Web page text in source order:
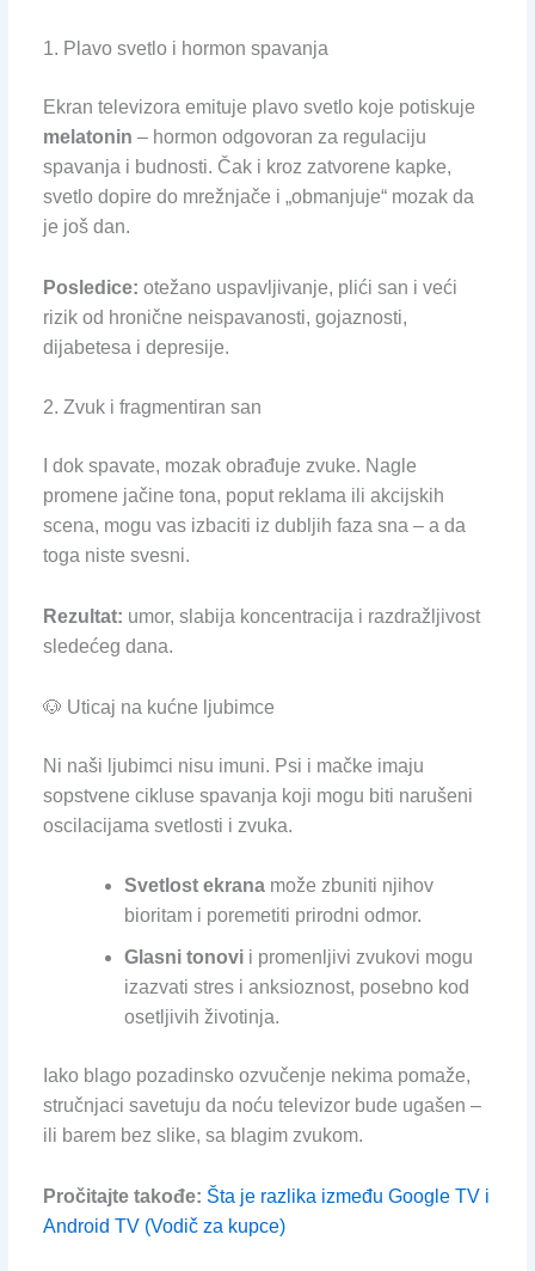
1. Plavo svetlo i hormon spavanja
Ekran televizora emituje plavo svetlo koje potiskuje
melatonin – hormon odgovoran za regulaciju
spavanja i budnosti. Čak i kroz zatvorene kapke,
svetlo dopire do mrežnjače i „obmanjuje“ mozak da
je još dan.
Posledice: otežano uspavljivanje, plići san i veći
rizik od hronične neispavanosti, gojaznosti,
dijabetesa i depresije.
2. Zvuk i fragmentiran san
I dok spavate, mozak obrađuje zvuke. Nagle
promene jačine tona, poput reklama ili akcijskih
scena, mogu vas izbaciti iz dubljih faza sna – a da
toga niste svesni.
Rezultat: umor, slabija koncentracija i razdražljivost
sledećeg dana.
🐶 Uticaj na kućne ljubimce
Ni naši ljubimci nisu imuni. Psi i mačke imaju
sopstvene cikluse spavanja koji mogu biti narušeni
oscilacijama svetlosti i zvuka.
Svetlost ekranamože zbuniti njihov
bioritam i poremetiti prirodni odmor.
Glasni tonovii promenljivi zvukovi mogu
izazvati stres i anksioznost, posebno kod
osetljivih životinja.
Iako blago pozadinsko ozvučenje nekima pomaže,
stručnjaci savetuju da noću televizor bude ugašen –
ili barem bez slike, sa blagim zvukom.
Pročitajte takođe: Šta je razlika između Google TV i
Android TV (Vodič za kupce)